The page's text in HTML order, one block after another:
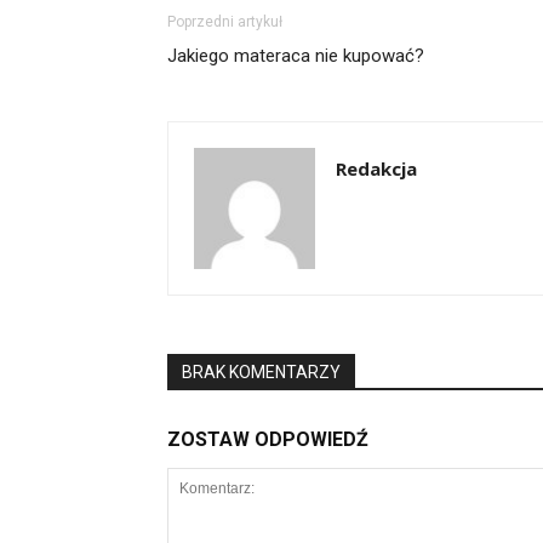
Poprzedni artykuł
Jakiego materaca nie kupować?
Redakcja
BRAK KOMENTARZY
ZOSTAW ODPOWIEDŹ